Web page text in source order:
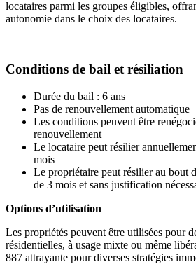
locataires parmi les groupes éligibles,
autonomie dans le choix des locataires.
Conditions de bail et résiliation
Durée du bail : 6 ans
Pas de renouvellement automatique
Les conditions peuvent être
renouvellement
Le locataire peut résilier
mois
Le propriétaire peut résilier au bout
de 3 mois et sans justification
Options d’utilisation
Les propriétés peuvent être utilisées pour
résidentielles, à usage mixte ou même
887 attrayante pour diverses stratégies